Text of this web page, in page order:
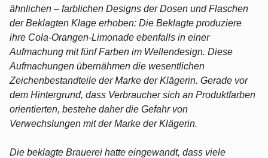
ähnlichen – farblichen Designs der Dosen und Flaschen
der Beklagten Klage erhoben: Die Beklagte produziere
ihre Cola-Orangen-Limonade ebenfalls in einer
Aufmachung mit fünf Farben im Wellendesign. Diese
Aufmachungen übernähmen die wesentlichen
Zeichenbestandteile der Marke der Klägerin. Gerade vor
dem Hintergrund, dass Verbraucher sich an Produktfarben
orientierten, bestehe daher die Gefahr von
Verwechslungen mit der Marke der Klägerin.
Die beklagte Brauerei hatte eingewandt, dass viele